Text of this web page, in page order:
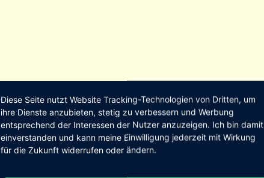
Diese Seite nutzt Website Tracking-Technologien von Dritten, um
ihre Dienste anzubieten, stetig zu verbessern und Werbung
entsprechend der Interessen der Nutzer anzuzeigen. Ich bin damit
einverstanden und kann meine Einwilligung jederzeit mit Wirkung
für die Zukunft widerrufen oder ändern.